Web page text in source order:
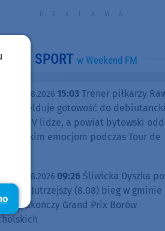
SPORT w Weekend FM
07.08.2026 15:03 Trener piłkarzy
melduje gotowość do
w IV lidze, a powiat bytowski
kolarskim emocjom podczas Tour de
07.08.2026 09:26 Śliwicka Dyszka
Jutrzejszy (8.08) bieg w gminie
zakończy Grand Prix Borów